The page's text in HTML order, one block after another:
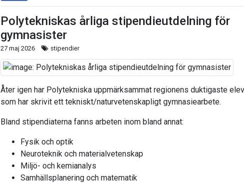
Polytekniskas årliga stipendieutdelning för
gymnasister
27 maj 2026 stipendier
Åter igen har Polytekniska uppmärksammat regionens duktigaste
som har skrivit ett tekniskt/naturvetenskapligt gymnasiearbete.
Bland stipendiaterna fanns arbeten inom bland annat:
Fysik och optik
Neuroteknik och materialvetenskap
Miljö- och kemianalys
Samhällsplanering och matematik